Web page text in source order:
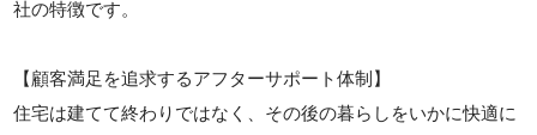
社の特徴です。
【顧客満足を追求するアフターサポート体制】
住宅は建てて終わりではなく、その後の暮らしをいかに快適に